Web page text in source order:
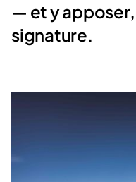
— et y
signature.